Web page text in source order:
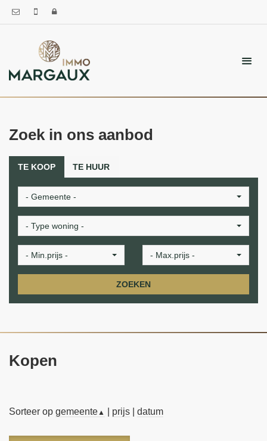
Zoek in ons aanbod
- Gemeente -
- Type woning -
- Min.prijs - - Max.prijs -
ZOEKEN
TE KOOP TE HUUR
Kopen
Sorteer op gemeente▲ prijs datum